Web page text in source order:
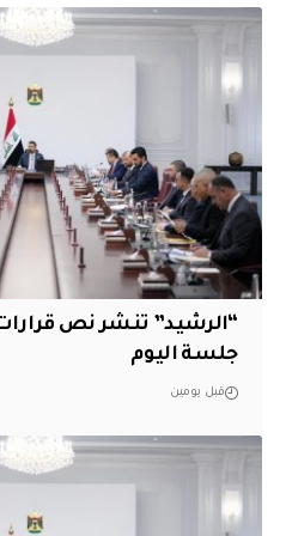
“الرشيد” تنشر نص
جلسة اليوم
قبل يومين